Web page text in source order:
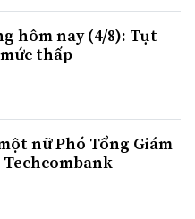
hôm nay (4/8): Tụt
thấp
nữ Phó Tổng Giám